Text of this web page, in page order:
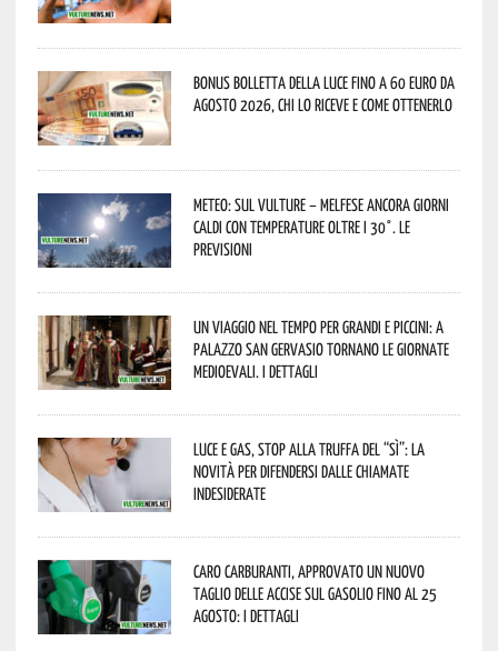
Bonus bolletta della luce fino a 60 euro da
agosto 2026, chi lo riceve e come ottenerlo
Meteo: sul Vulture – melfese ancora giorni
caldi con temperature oltre i 30°. Le
previsioni
Un viaggio nel tempo per grandi e piccini: a
Palazzo San Gervasio tornano le Giornate
Medioevali. I dettagli
Luce e gas, stop alla truffa del “Sì”: la
novità per difendersi dalle chiamate
indesiderate
Caro carburanti, approvato un nuovo
taglio delle accise sul gasolio fino al 25
agosto: i dettagli